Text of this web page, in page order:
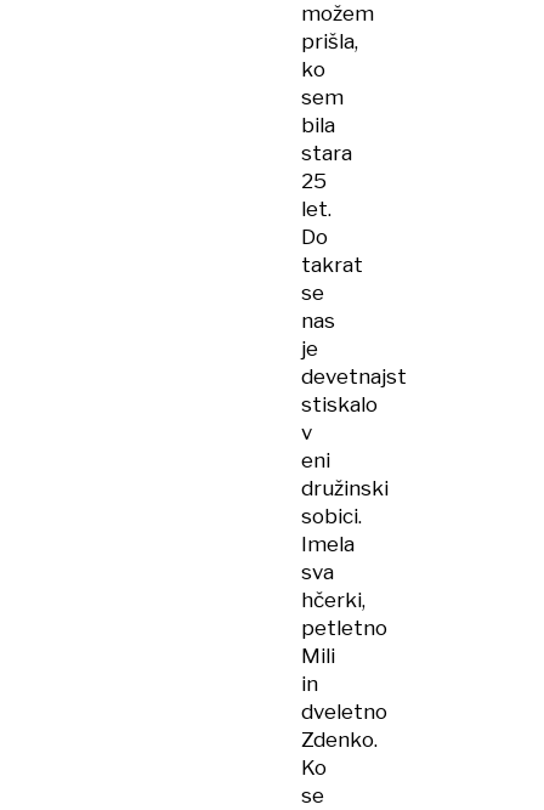
možem
prišla,
ko
sem
bila
stara
25
let.
Do
takrat
se
nas
je
devetnajst
stiskalo
v
eni
družinski
sobici.
Imela
sva
hčerki,
petletno
Mili
in
dveletno
Zdenko.
Ko
se